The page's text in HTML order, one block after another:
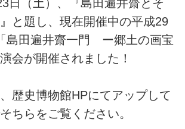
日（土）、『島田遍井齋とそ
と題し、現在開催中の平成29
島田遍井齋一門 ー郷土の画宝
会が開催されました！
歴史博物館HPにてアップして
ちらをご覧ください。